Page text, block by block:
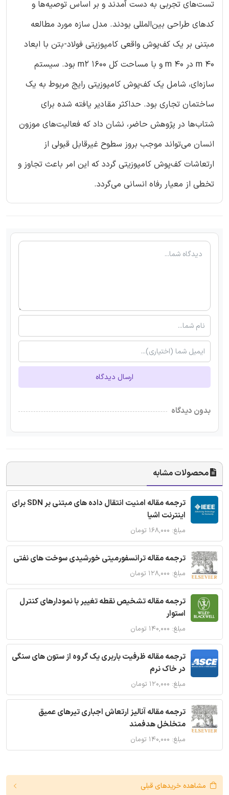
تست‌های تجربی به دست آمدند و بر اساس توصیه‌ها و
کدهای طراحی بین‌المللی بودند. مدل سازه مورد مطالعه
مبتنی بر یک کف‌پوش واقعی کامپوزیتی فولاد-بتن با ابعاد
40 m در 40 m و با مساحت کل 1600 m2 بود. سیستم
سازه‌ای، شامل یک کف‌پوش کامپوزیتی رایج مربوط به یک
ساختمان تجاری بود. حداکثر مقادیر یافته شده برای
شتاب‌ها در پژوهش حاضر، نشان داد که فعالیت‌های موزون
انسان می‌تواند موجب بروز سطوح غیرقابل قبولی از
ارتعاشات کف‌پوش کامپوزیتی گردد که این امر باعث تجاوز و
تخطی از معیار رفاه انسانی می‌گردد.
ارسال دیدگاه
بدون دیدگاه
محصولات مشابه
ترجمه مقاله امنیت انتقال داده های مبتنی بر SDN برای
اینترنت اشیا
مبلغ: ۱۶۸,۰۰۰ تومان
ترجمه مقاله ترانسفورمیتی خورشیدی سوخت های نفتی
مبلغ: ۱۲۸,۰۰۰ تومان
ترجمه مقاله تشخیص نقطه تغییر با نمودارهای کنترل
استوار
مبلغ: ۱۴۰,۰۰۰ تومان
ترجمه مقاله ظرفیت باربری یک گروه از ستون های سنگی
در خاک نرم
مبلغ: ۱۲۰,۰۰۰ تومان
ترجمه مقاله آنالیز ارتعاش اجباری تیرهای عمیق
متخلخل هدفمند
مبلغ: ۱۴۰,۰۰۰ تومان
مشاهده خریدهای قبلی